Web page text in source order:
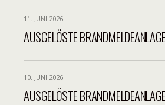
11. JUNI 2026
AUSGELÖSTE BRANDMELDEANLAGE
10. JUNI 2026
AUSGELÖSTE BRANDMELDEANLAGE